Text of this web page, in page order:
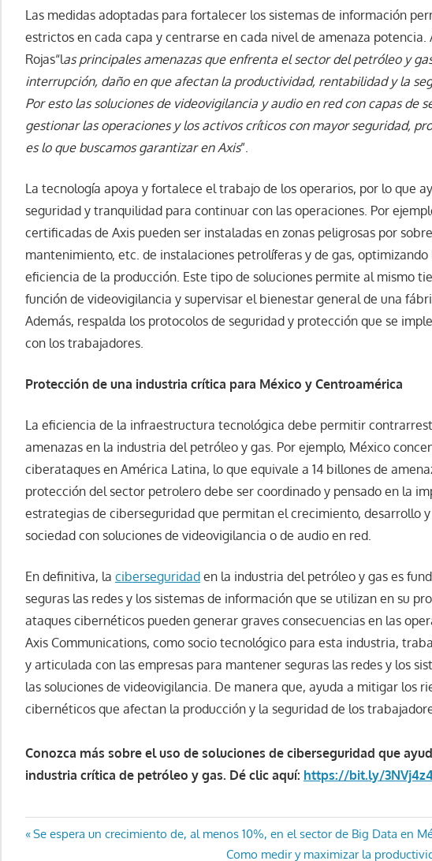
Las medidas adoptadas para fortalecer los sistemas de información
estrictos en cada capa y centrarse en cada nivel de amenaza potencia.
Rojas“las principales amenazas que enfrenta el sector del petróleo y
interrupción, daño en que afectan la productividad, rentabilidad y la
Por esto las soluciones de videovigilancia y audio en red con capas de
gestionar las operaciones y los activos críticos con mayor seguridad,
es lo que buscamos garantizar en Axis”.
La tecnología apoya y fortalece el trabajo de los operarios, por lo que
seguridad y tranquilidad para continuar con las operaciones. Por
certificadas de Axis pueden ser instaladas en zonas peligrosas por
mantenimiento, etc. de instalaciones petrolíferas y de gas, optimizando
eficiencia de la producción. Este tipo de soluciones permite al mismo
función de videovigilancia y supervisar el bienestar general de una
Además, respalda los protocolos de seguridad y protección que se
con los trabajadores.
Protección de una industria crítica para México y Centroamérica
La eficiencia de la infraestructura tecnológica debe permitir
amenazas en la industria del petróleo y gas. Por ejemplo, México
ciberataques en América Latina, lo que equivale a 14 billones de
protección del sector petrolero debe ser coordinado y pensado en la
estrategias de ciberseguridad que permitan el crecimiento, desarrollo
sociedad con soluciones de videovigilancia o de audio en red.
En definitiva, la ciberseguridad en la industria del petróleo y gas es
seguras las redes y los sistemas de información que se utilizan en su
ataques cibernéticos pueden generar graves consecuencias en las
Axis Communications, como socio tecnológico para esta industria,
y articulada con las empresas para mantener seguras las redes y los
las soluciones de videovigilancia. De manera que, ayuda a mitigar los
cibernéticos que afectan la producción y la seguridad de los
Conozca más sobre el uso de soluciones de ciberseguridad que
industria crítica de petróleo y gas. Dé clic aquí: https://bit.ly/
Navegación
Entrada
Se espera un crecimiento de, al menos 10%, en el sector de Big Data en
Entrada
Como medir y maximizar la